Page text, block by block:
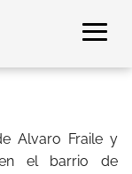
Alvaro Fraile y
el barrio de